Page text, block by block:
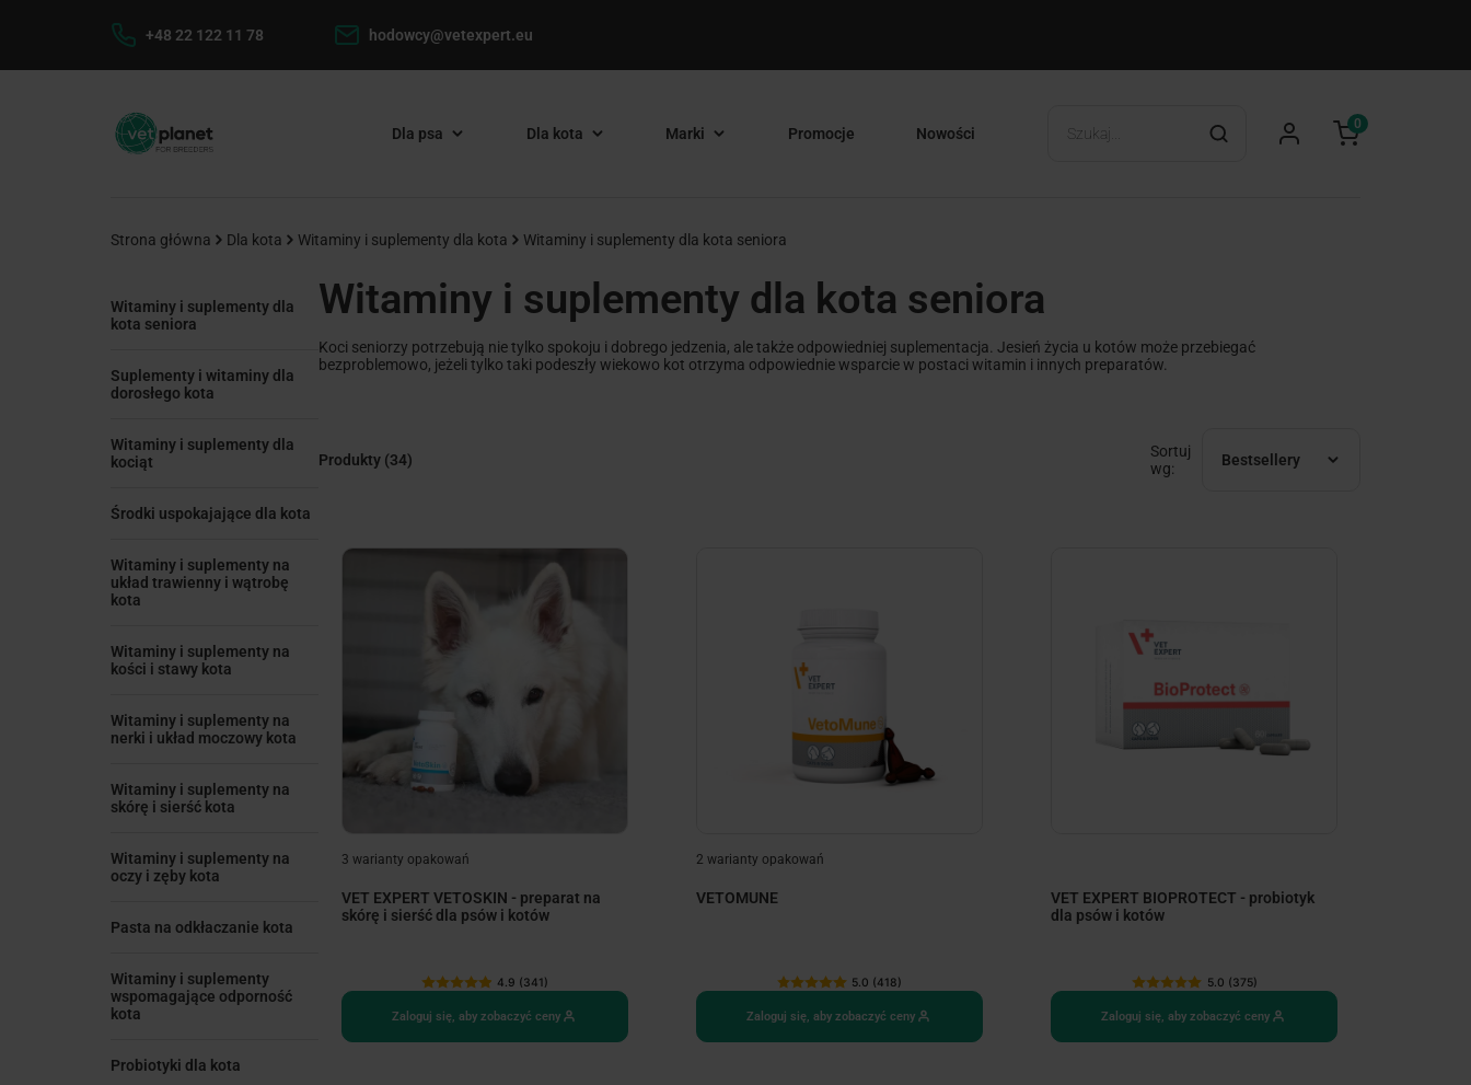
+48 22 122 11 78 hodowcy@vetexpert.eu
Dla psa Dla kota Marki Promocje Nowości
0
Strona główna Dla kota Witaminy i suplementy dla kota Witaminy i suplementy dla kota seniora
Witaminy i suplementy dla
kota seniora
Suplementy i witaminy dla
dorosłego kota
Witaminy i suplementy dla
kociąt
Środki uspokajające dla kota
Witaminy i suplementy na
układ trawienny i wątrobę
kota
Witaminy i suplementy na
kości i stawy kota
Witaminy i suplementy na
nerki i układ moczowy kota
Witaminy i suplementy na
skórę i sierść kota
Witaminy i suplementy na
oczy i zęby kota
Pasta na odkłaczanie kota
Witaminy i suplementy
wspomagające odporność
kota
Probiotyki dla kota
Witaminy i suplementy dla kota seniora
Koci seniorzy potrzebują nie tylko spokoju i dobrego jedzenia, ale także odpowiedniej suplementacja. Jesień życia u kotów może przebiegać
bezproblemowo, jeżeli tylko taki podeszły wiekowo kot otrzyma odpowiednie wsparcie w postaci witamin i innych preparatów.
Produkty(34)
Sortuj
wg:
Bestsellery
3 warianty opakowań
VET EXPERT VETOSKIN - preparat na
skórę i sierść dla psów i kotów
4.9 (341)
Zaloguj się, aby zobaczyć ceny
2 warianty opakowań
VETOMUNE
5.0 (418)
Zaloguj się, aby zobaczyć ceny
VET EXPERT BIOPROTECT - probiotyk
dla psów i kotów
5.0 (375)
Zaloguj się, aby zobaczyć ceny